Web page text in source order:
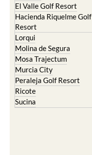
El Valle Golf Resort
Hacienda Riquelme Golf
Resort
Lorqui
Molina de Segura
Mosa Trajectum
Murcia City
Peraleja Golf Resort
Ricote
Sucina